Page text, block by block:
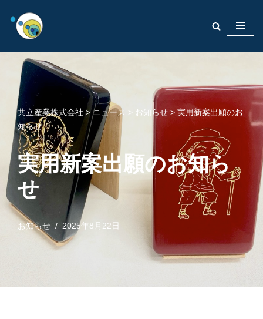
コ
へ
ス
キ
ッ
プ
共立産業株式会社 >ニュース > お知らせ > 実用新案出願のお
知らせ
実用新案出願のお知ら
せ
お知らせ 2025年8月22日